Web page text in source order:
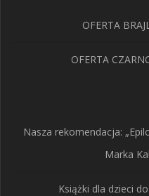
OFERTA
OFERTA
Nasza rekomendacja:
Marka
Książki dla dzieci